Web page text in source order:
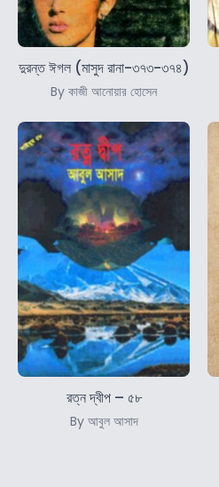
দুরন্ত ঈগল (মাসুদ রানা-৩৭৩-৩৭৪)
By কাজী আনোয়ার হোসেন
রত্ন দ্বীপ – ৫৮
By আবুল আসাদ